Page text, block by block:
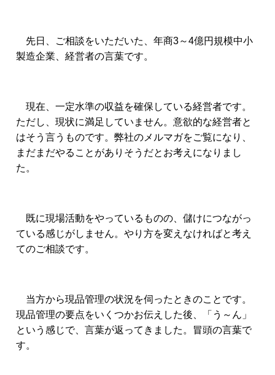
先日、ご相談をいただいた、年商3～4億円規模中小
製造企業、経営者の言葉です。
現在、一定水準の収益を確保している経営者です。
ただし、現状に満足していません。意欲的な経営者と
はそう言うものです。弊社のメルマガをご覧になり、
まだまだやることがありそうだとお考えになりまし
た。
既に現場活動をやっているものの、儲けにつながっ
ている感じがしません。やり方を変えなければと考え
てのご相談です。
当方から現品管理の状況を伺ったときのことです。
現品管理の要点をいくつかお伝えした後、「う～ん」
という感じで、言葉が返ってきました。冒頭の言葉で
す。